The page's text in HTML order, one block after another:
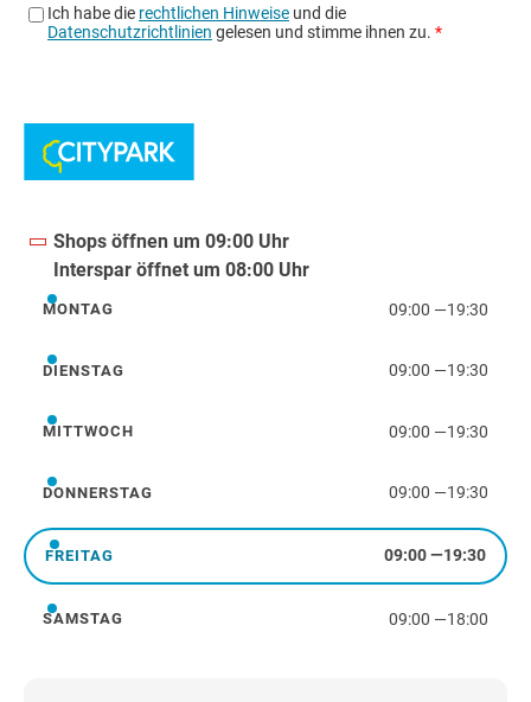
Shops öffnen um 09:00 Uhr
Interspar öffnet um 08:00 Uhr
Montag
MONTAG 09:00 —19:30
Dienstag
DIENSTAG 09:00 —19:30
Mittwoch
MITTWOCH 09:00 —19:30
Donnerstag
DONNERSTAG 09:00 —19:30
Freitag
FREITAG 09:00—19:30
Samstag
SAMSTAG 09:00 —18:00